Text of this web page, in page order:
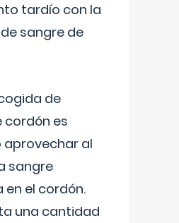
tardío con la
sangre de
de
cordón es
aprovechar al
sangre
el cordón.
una cantidad